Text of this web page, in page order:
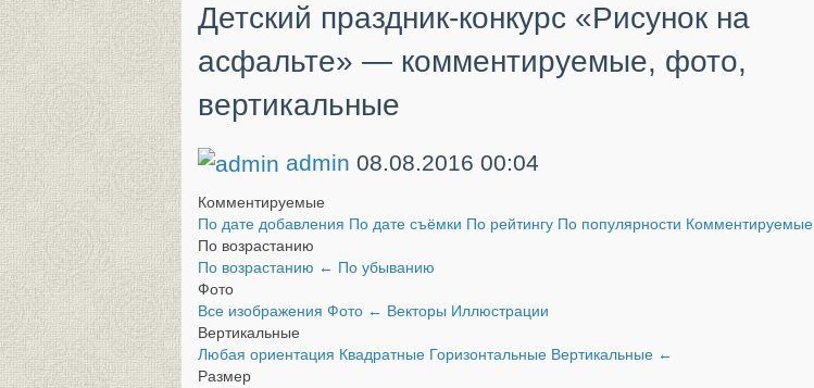
Детский праздник-конкурс «Рисунок на
асфальте» — комментируемые, фото,
вертикальные
admin 08.08.2016 00:04
Комментируемые
По дате добавления По дате съёмки По рейтингу По популярности Комментируемые
По возрастанию
По возрастанию ← По убыванию
Фото
Все изображения Фото ← Векторы Иллюстрации
Вертикальные
Любая ориентация Квадратные Горизонтальные Вертикальные ←
Размер